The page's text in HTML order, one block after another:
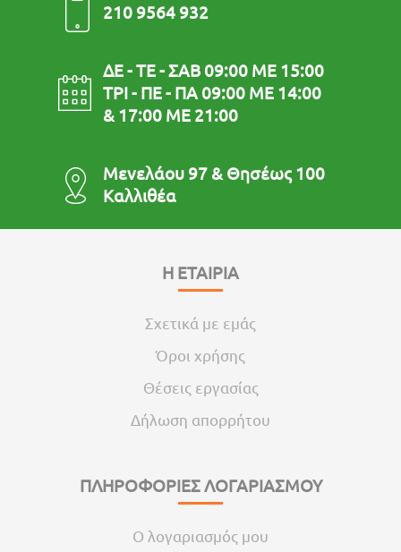
210 9564 932
ΔΕ - ΤΕ - ΣΑΒ 09:00 ΜΕ 15:00
ΤΡΙ - ΠΕ - ΠΑ 09:00 ΜΕ 14:00
& 17:00 ΜΕ 21:00
Μενελάου 97 & Θησέως 100
Καλλιθέα
Η ΕΤΑΙΡΙΑ
Σχετικά με εμάς
Όροι χρήσης
Θέσεις εργασίας
Δήλωση απορρήτου
ΠΛΗΡΟΦΟΡΙΕΣ ΛΟΓΑΡΙΑΣΜΟΥ
Ο λογαριασμός μου